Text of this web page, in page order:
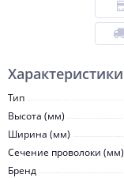
Характеристики
Тип
Высота (мм)
Ширина (мм)
Сечение проволоки (мм)
Бренд